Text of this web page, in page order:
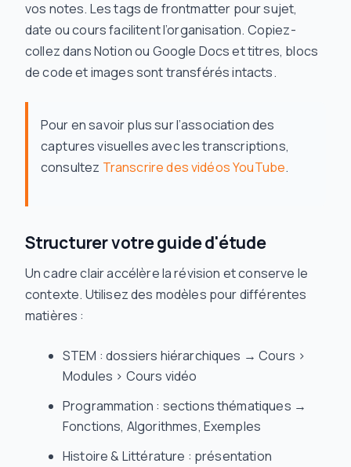
vos notes. Les tags de frontmatter pour sujet,
date ou cours facilitent l’organisation. Copiez-
collez dans Notion ou Google Docs et titres, blocs
de code et images sont transférés intacts.
Pour en savoir plus sur l’association des
captures visuelles avec les transcriptions,
consultez Transcrire des vidéos YouTube.
Structurer votre guide d'étude
Un cadre clair accélère la révision et conserve le
contexte. Utilisez des modèles pour différentes
matières :
STEM : dossiers hiérarchiques → Cours >
Modules > Cours vidéo
Programmation : sections thématiques →
Fonctions, Algorithmes, Exemples
Histoire & Littérature : présentation